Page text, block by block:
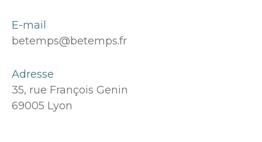
E-mail
betemps@betemps.fr
Adresse
35, rue François Genin
69005 Lyon